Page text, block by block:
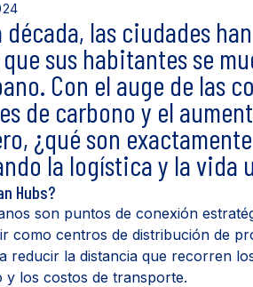
década, las ciudades
sus habitantes se
Con el auge de las
de carbono y el
¿qué son
la logística y la vida
Hubs?
son puntos de conexión
como centros de distribución de
reducir la distancia que recorren
y los costos de transporte.